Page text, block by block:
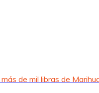
de mil libras de